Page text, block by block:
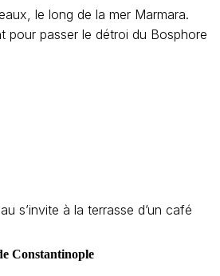
le long de la mer Marmara.
pour passer le détroi du Bosphore
s’invite à la terrasse d’un café
Constantinople